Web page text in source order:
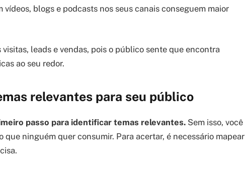
vídeos, blogs e podcasts nos seus canais conseguem maior
leads e vendas, pois o público sente que encontra
ao seu redor.
relevantes para seu público
passo para identificar temas relevantes. Sem isso, você
que ninguém quer consumir. Para acertar, é necessário mapear